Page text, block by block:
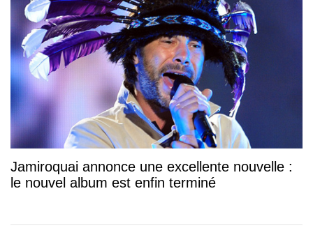
Jamiroquai annonce une excellente nouvelle :
le nouvel album est enfin terminé